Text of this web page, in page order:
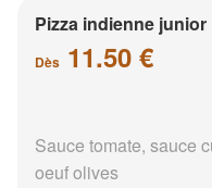
Pizza indienne junior
Dès 11.50 €
Sauce tomate, sauce
oeuf olives